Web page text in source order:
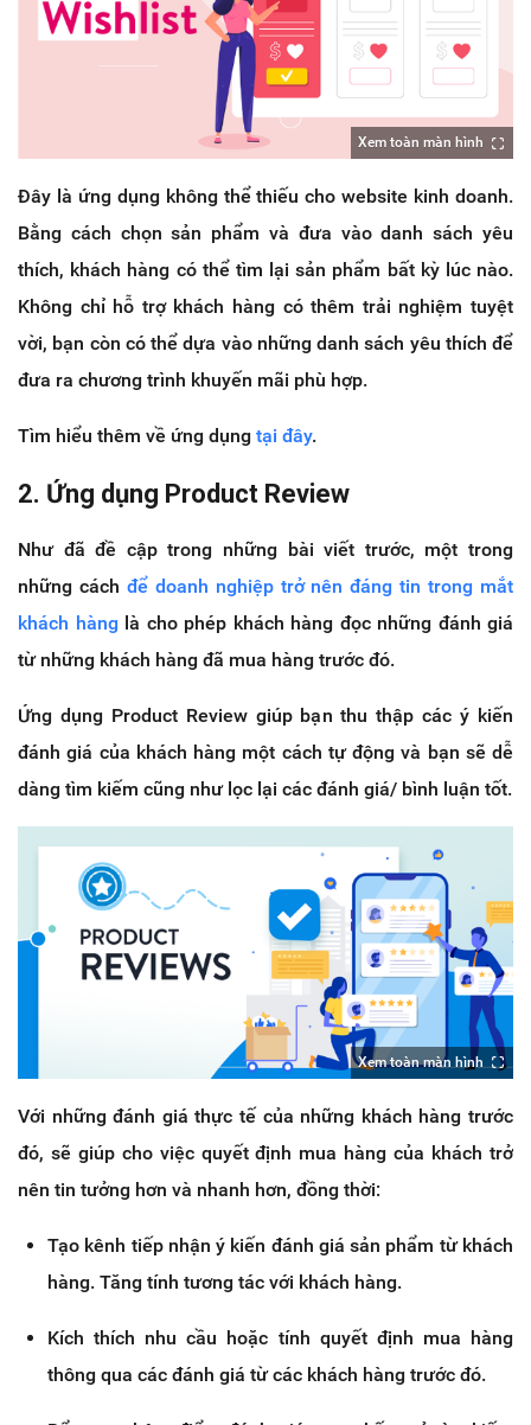
Xem toàn màn hình
Đây là ứng dụng không thể thiếu cho website kinh doanh.
Bằng cách chọn sản phẩm và đưa vào danh sách yêu
thích, khách hàng có thể tìm lại sản phẩm bất kỳ lúc nào.
Không chỉ hỗ trợ khách hàng có thêm trải nghiệm tuyệt
vời, bạn còn có thể dựa vào những danh sách yêu thích để
đưa ra chương trình khuyến mãi phù hợp.
Tìm hiểu thêm về ứng dụng tại đây.
2. Ứng dụng Product Review
Như đã đề cập trong những bài viết trước, một trong
những cách để doanh nghiệp trở nên đáng tin trong mắt
khách hàng là cho phép khách hàng đọc những đánh giá
từ những khách hàng đã mua hàng trước đó.
Ứng dụng Product Review giúp bạn thu thập các ý kiến
đánh giá của khách hàng một cách tự động và bạn sẽ dễ
dàng tìm kiếm cũng như lọc lại các đánh giá/ bình luận tốt.
Xem toàn màn hình
Với những đánh giá thực tế của những khách hàng trước
đó, sẽ giúp cho việc quyết định mua hàng của khách trở
nên tin tưởng hơn và nhanh hơn, đồng thời:
Tạo kênh tiếp nhận ý kiến đánh giá sản phẩm từ khách
hàng. Tăng tính tương tác với khách hàng.
Kích thích nhu cầu hoặc tính quyết định mua hàng
thông qua các đánh giá từ các khách hàng trước đó.